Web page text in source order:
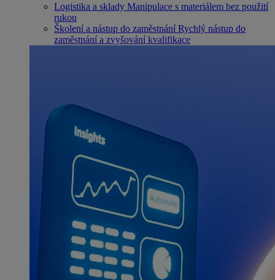
Logistika a sklady Manipulace s materiálem bez použití
rukou
Školení a nástup do zaměstnání Rychlý nástup do
zaměstnání a zvyšování kvalifikace